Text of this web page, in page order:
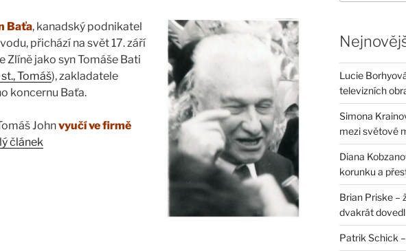
Baťa, kanadský podnikatel
přichází na svět 17. září
Zlíně jako syn Tomáše Bati
Tomáš), zakladatele
koncernu Baťa.
Johnvyučí ve firmě
článek
Lucie
televizních
Simona
mezi světové
Diana
korunku a
Brian Priske –
dvakrát
Patrik Schick